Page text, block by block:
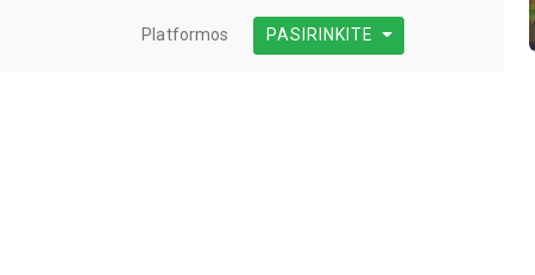
Platformos PASIRINKITE